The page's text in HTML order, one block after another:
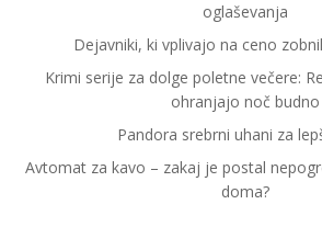
oglaševanja
Dejavniki, ki vplivajo na ceno
Krimi serije za dolge poletne večere:
ohranjajo noč budno
Pandora srebrni uhani za
Avtomat za kavo – zakaj je postal
doma?